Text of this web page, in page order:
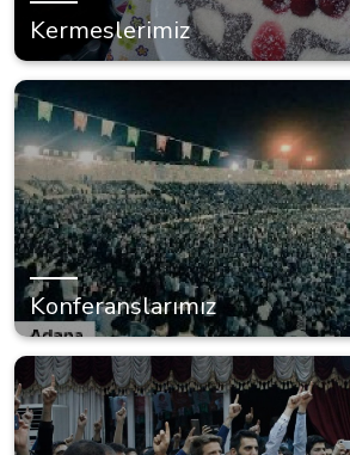
Kermeslerimiz
Konferanslarımız